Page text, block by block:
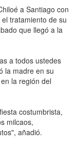
a Santiago con
tratamiento de su
que llegó a la
a todos ustedes
la madre en su
la región del
costumbrista,
milcaos,
añadió.